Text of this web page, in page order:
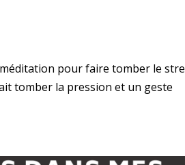
méditation pour faire tomber le
tomber la pression et un geste